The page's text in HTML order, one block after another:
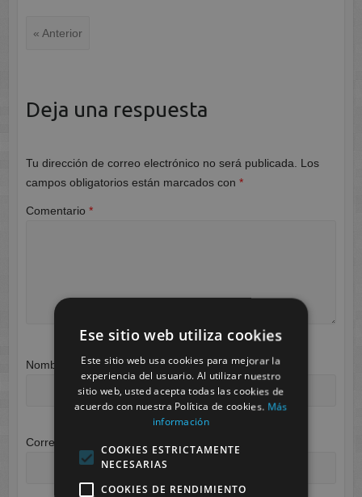
« Anterior
Deja una respuesta
Tu dirección de correo electrónico no será publicada.
Los
campos obligatorios están marcados con *
Comentario *
Nombre
Correo electrónico
Ese sitio web utiliza cookies
Este sitio web usa cookies para mejorar la
experiencia del usuario. Al utilizar nuestro
sitio web, usted acepta todas las cookies de
acuerdo con nuestra Política de cookies. Más
información
COOKIES ESTRICTAMENTE
NECESARIAS
COOKIES DE RENDIMIENTO